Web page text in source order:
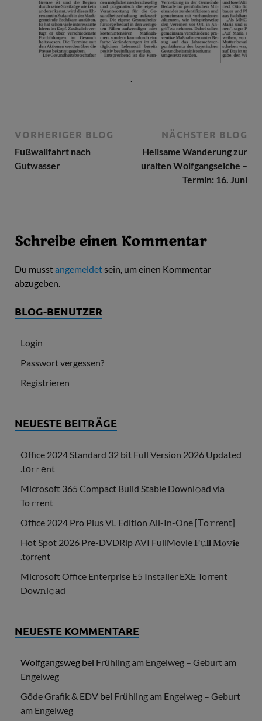
VORHERIGER BLOG
Fußwallfahrt nach
Gutwasser
NÄCHSTER BLOG
Heilsame Wanderung zur
uralten Wolfgangseiche –
Termin: 16. Juni
Schreibe einen Kommentar
Du musstangemeldetsein, um einen Kommentar
abzugeben.
BLOG-BENUTZER
Login
Passwort vergessen?
Registrieren
NEUESTE BEITRÄGE
Office 2024 Standard 32 bit Full Version 2026 Updated
.tоr𝚛еnt
Microsoft 365 Compact Build Stable Downl𝚘ad via
To𝚛rent
Office 2024 Pro Plus VL Edition All-In-One [Тo𝚛rent]
Hot Spot 2026 Pre-DVDRip AVI FullMovie 𝐅𝚞𝐥𝐥 𝐌𝐨𝚟𝐢𝐞
.t𝐨rr𝐞nt
Microsoft Office Enterprise E5 Installer EXE Torrent
Dow𝚗l𝚘аd
NEUESTE KOMMENTARE
Wolfgangsweg bei Frühling am Engelweg – Geburt am
Engelweg
Göde Grafik & EDV bei Frühling am Engelweg – Geburt
am Engelweg